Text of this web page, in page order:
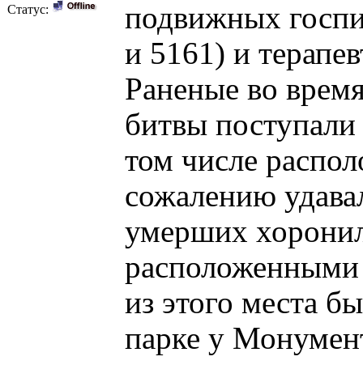
Статус:
подвижных
и 5161) и
Раненые во
битвы
том числе
сожалению
умерших
расположенными
из этого места
парке у